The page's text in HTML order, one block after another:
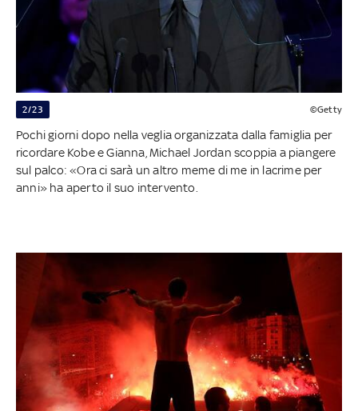
2/23 ©Getty
Pochi giorni dopo nella veglia organizzata dalla famiglia per
ricordare Kobe e Gianna, Michael Jordan scoppia a piangere
sul palco: «Ora ci sarà un altro meme di me in lacrime per
anni» ha aperto il suo intervento.